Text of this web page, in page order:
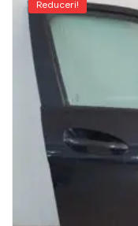
Reduceri!